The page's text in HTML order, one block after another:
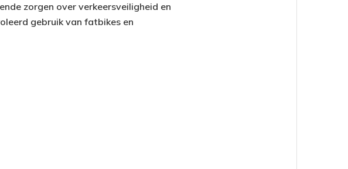
zorgen over verkeersveiligheid en
gebruik van fatbikes en